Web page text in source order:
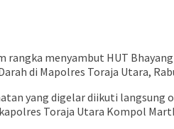
rangka menyambut HUT
di Mapolres Toraja Utara,
yang digelar diikuti langsung
Toraja Utara Kompol